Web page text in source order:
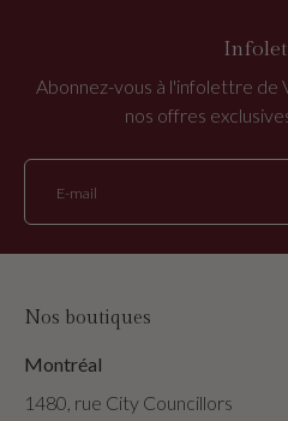
Abonnez-vous à l'infolettre de
nos offres
E-mail
Nos boutiques
Montréal
1480, rue City Councillors